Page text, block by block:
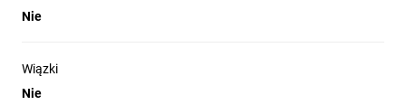
Nie
Wiązki
Nie